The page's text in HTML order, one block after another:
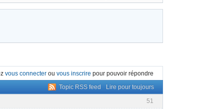
vous connecter ou vous inscrire pour pouvoir répondre
Topic RSS feed
Lire pour toujours
51